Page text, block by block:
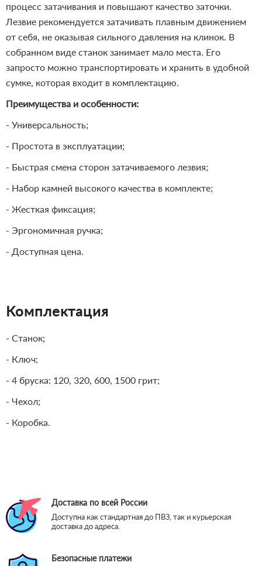
процесс затачивания и повышают качество заточки.
Лезвие рекомендуется затачивать плавным движением
от себя, не оказывая сильного давления на клинок. В
собранном виде станок занимает мало места. Его
запросто можно транспортировать и хранить в удобной
сумке, которая входит в комплектацию.
Преимущества и особенности:
- Универсальность;
- Простота в эксплуатации;
- Быстрая смена сторон затачиваемого лезвия;
- Набор камней высокого качества в комплекте;
- Жесткая фиксация;
- Эргономичная ручка;
- Доступная цена.
Комплектация
- Станок;
- Ключ;
- 4 бруска: 120, 320, 600, 1500 грит;
- Чехол;
- Коробка.
Доставка по всей России
Доступна как стандартная до ПВЗ, так и курьерская
доставка до адреса.
Безопасные платежи